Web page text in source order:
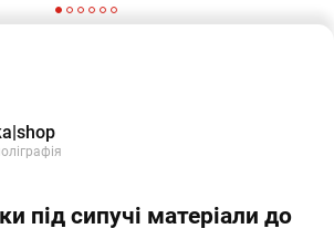
під сипучі матеріали до